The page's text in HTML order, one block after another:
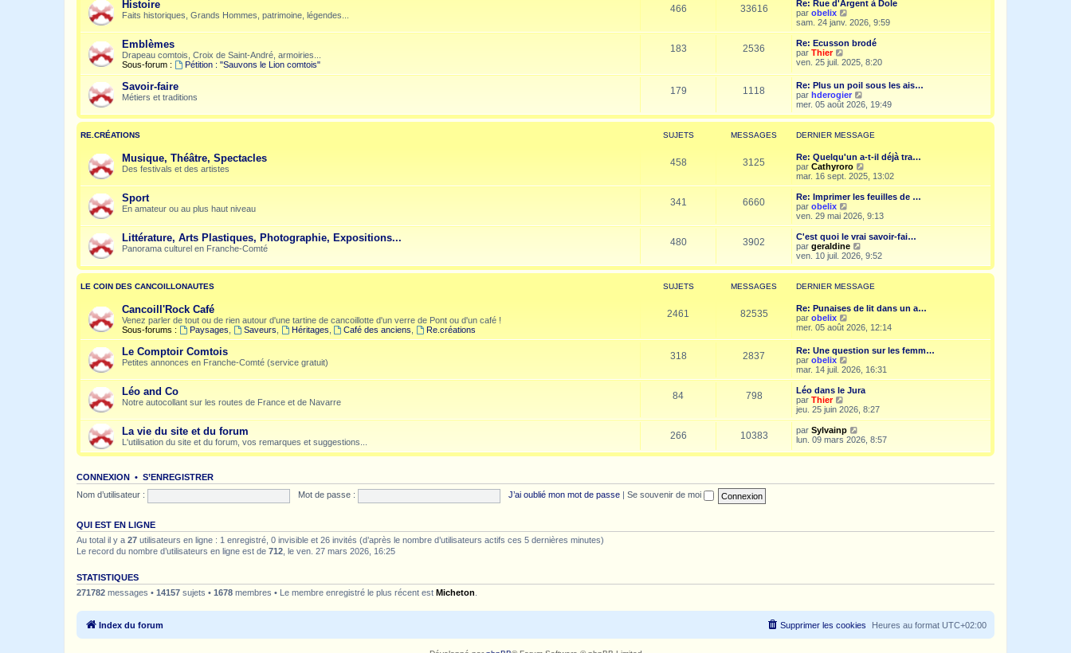
s
a
g
e
e
m
e
s
a
g
e
e
e
r
n
i
e
r
m
e
s
s
a
e
Histoire
Faits historiques, Grands Hommes, patrimoine, légendes...
466 33616
Re: Rue d'Argent à Dole
par obelix
o
i
r
e
e
r
n
i
e
m
s
s
a
g
e
sam. 24 janv. 2026, 9:59
Emblèmes
Drapeau comtois, Croix de Saint-André, armoiries...
Sous-forum :
Pétition : "Sauvons le Lion comtois"
183 2536
Re: Ecusson brodé
par Thier
o
e
d
e
n
e
r
m
e
s
s
a
g
e
ven. 25 juil. 2025, 8:20
Savoir-faire
Métiers et traditions
179 1118
Re: Plus un poil sous les ais…
par hderogier
o
i
r
l
e
r
n
i
e
m
e
s
a
g
e
mer. 05 août 2026, 19:49
RE.CRÉATIONS SUJETS MESSAGES DERNIER MESSAGE
Musique, Théâtre, Spectacles
Des festivals et des artistes
458 3125
Re: Quelqu'un a-t-il déjà tra…
par Cathyroro
o
i
r
e
e
r
n
i
e
m
s
a
g
e
mar. 16 sept. 2025, 13:02
Sport
En amateur ou au plus haut niveau
341 6660
Re: Imprimer les feuilles de …
par obelix
o
i
r
l
e
e
r
n
e
m
e
s
a
g
e
ven. 29 mai 2026, 9:13
Littérature, Arts Plastiques, Photographie, Expositions...
Panorama culturel en Franche-Comté
480 3902
C'est quoi le vrai savoir-fai…
par geraldine
o
i
r
l
e
n
i
e
m
e
s
a
g
ven. 10 juil. 2026, 9:52
LE COIN DES CANCOILLONAUTES SUJETS MESSAGES DERNIER MESSAGE
Cancoill'Rock Café
Venez parler de tout ou de rien autour d'une tartine de cancoillotte d'un verre de Pont ou d'un café !
Sous-forums :
Paysages Saveurs Héritages Café des anciens Re.créations
2461 82535
Re: Punaises de lit dans un a…
par obelix
o
l
e
d
e
r
i
e
r
m
e
mer. 05 août 2026, 12:14
Le Comptoir Comtois
Petites annonces en Franche-Comté (service gratuit)
318 2837
Re: Une question sur les femm…
par obelix
o
i
r
e
e
r
n
i
m
g
mar. 14 juil. 2026, 16:31
Léo and Co
Notre autocollant sur les routes de France et de Navarre
84 798
Léo dans le Jura
par Thier
o
i
r
d
n
e
jeu. 25 juin 2026, 8:27
La vie du site et du forum
L'utilisation du site et du forum, vos remarques et suggestions...
266 10383 par Sylvainp
o
r
d
e
s
e
lun. 09 mars 2026, 8:57
CONNEXION • S’ENREGISTRER
Nom d’utilisateur :
Mot de passe : J’ai oublié mon mot de passe Se souvenir de moi
QUI EST EN LIGNE
Au total il y a 27 utilisateurs en ligne : 1 enregistré, 0 invisible et 26 invités (d’après le nombre d’utilisateurs actifs ces 5 dernières minutes)
Le record du nombre d’utilisateurs en ligne est de 712 , le ven. 27 mars 2026, 16:25
STATISTIQUES
271782 messages • 14157 sujets • 1678 membres • Le membre enregistré le plus récent est Micheton
Index du forum Heures au format UTC+02:00
Supprimer les cookies